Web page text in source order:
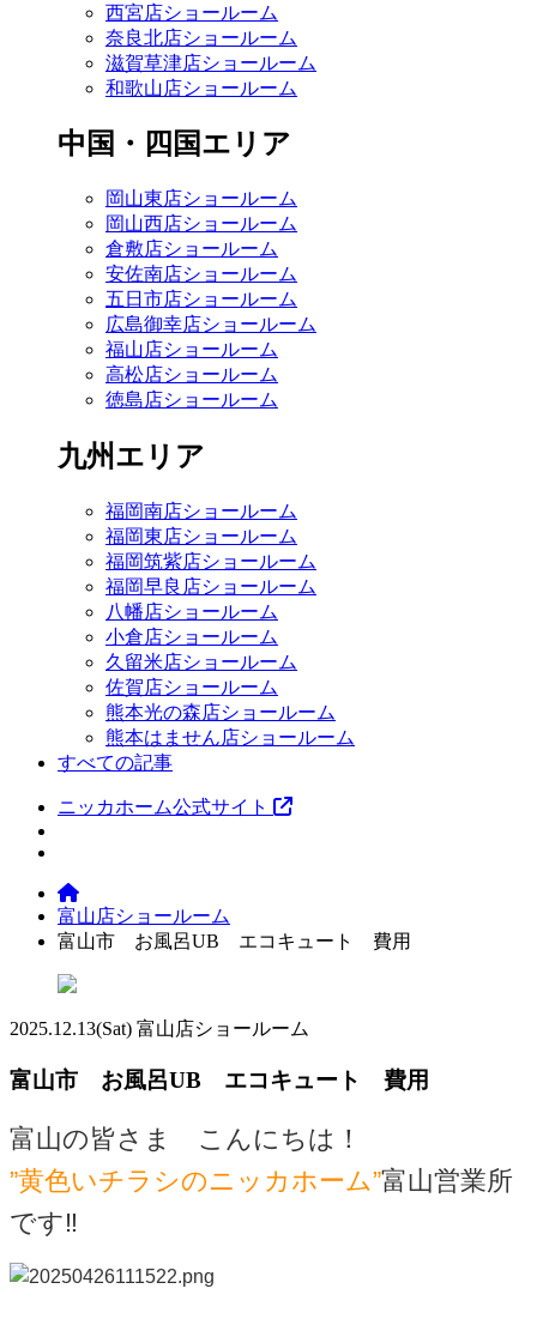
西宮店ショールーム
奈良北店ショールーム
滋賀草津店ショールーム
和歌山店ショールーム
中国・四国エリア
岡山東店ショールーム
岡山西店ショールーム
倉敷店ショールーム
安佐南店ショールーム
五日市店ショールーム
広島御幸店ショールーム
福山店ショールーム
高松店ショールーム
徳島店ショールーム
九州エリア
福岡南店ショールーム
福岡東店ショールーム
福岡筑紫店ショールーム
福岡早良店ショールーム
八幡店ショールーム
小倉店ショールーム
久留米店ショールーム
佐賀店ショールーム
熊本光の森店ショールーム
熊本はません店ショールーム
すべての記事
ニッカホーム公式サイト
富山店ショールーム
富山市 お風呂UB エコキュート 費用
2025.12.13(Sat) 富山店ショールーム
富山市 お風呂UB エコキュート 費用
富山の皆さま こんにちは！
”黄色いチラシのニッカホーム”富山営業所
です‼